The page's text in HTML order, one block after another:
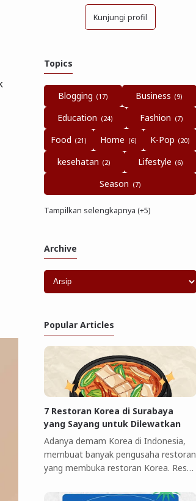
Kunjungi profil
Topics
Blogging
Business
Education
Fashion
Food
Home
K-Pop
kesehatan
Lifestyle
Season
Tampilkan selengkapnya (+5)
Archive
Popular Articles
7 Restoran Korea di Surabaya
yang Sayang untuk Dilewatkan
Adanya demam Korea di Indonesia,
membuat banyak pengusaha restoran
yang membuka restoran Korea. Res…